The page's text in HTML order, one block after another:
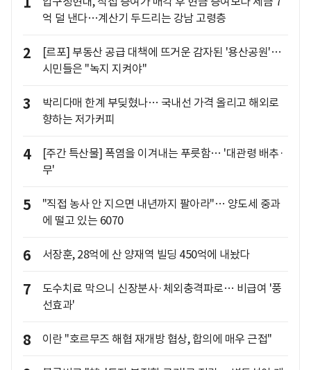
억 덜 낸다…계산기 두드리는 강남 고령층
2
[르포] 부동산 공급 대책에 뜨거운 감자된 '용산공원'…
시민들은 "녹지 지켜야"
3
박리다매 한계 부딪혔나… 국내선 가격 올리고 해외로
향하는 저가커피
4
[주간 특산물] 폭염을 이겨내는 푸릇함… '대관령 배추·
무'
5
"직접 농사 안 지으면 내년까지 팔아라"… 양도세 중과
에 떨고 있는 6070
6 서장훈, 28억에 산 양재역 빌딩 450억에 내놨다
7
도수치료 막으니 신장분사·체외충격파로… 비급여 '풍
선효과'
8 이란 "호르무즈 해협 재개방 협상, 합의에 매우 근접"